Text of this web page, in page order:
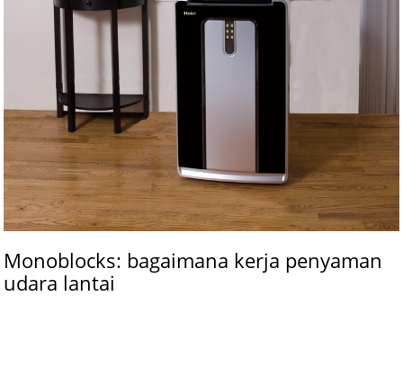
Monoblocks: bagaimana kerja penyaman
udara lantai